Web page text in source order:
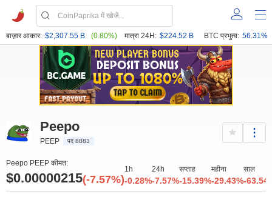
बाज़ार आकार: $2,307.55 B (0.80%) मात्रा 24H: $224.52 B BTC प्रभुत्व: 56.31%
Peepo
PEEP पद 8883
Peepo PEEP कीमत:
$0.00000215(-7.57%)
1h
-0.28%
24h
-7.57%
सप्ताह
-15.39%
महीना
-29.43%
साल
-